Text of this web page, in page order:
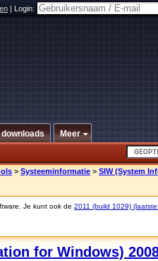
|Login:
downloads Meer
> Systeeminformatie > SIW (System
Je kunt ook de 2011 (build 1029)
for Windows)